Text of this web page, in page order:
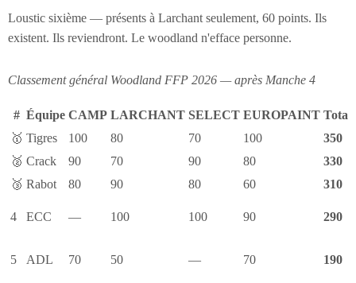
Loustic sixième — présents à Larchant seulement, 60 points. Ils
existent. Ils reviendront. Le woodland n'efface personne.
Classement général Woodland FFP 2026 — après Manche 4
# Équipe CAMP LARCHANT SELECT EUROPAINT Total
🥇 Tigres 100 80 70 100 350
🥈 Crack 90 70 90 80 330
🥉 Rabot 80 90 80 60 310
4 ECC — 100 100 90 290
5 ADL 70 50 — 70 190